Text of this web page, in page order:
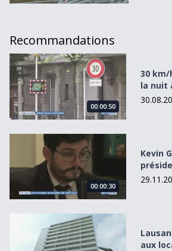
Recommandations
30 km/h presque partout la nuit à
00:00:50
30
la nuit
Kevin Grangier élu président de
00:00:30
Kevin
Lausanne donne raison aux locataires
aux